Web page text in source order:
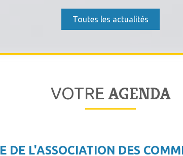
Toutes les actualités
VOTREAGENDA
DE L'ASSOCIATION DES